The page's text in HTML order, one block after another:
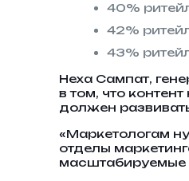
40%
42%
43%
Неха Сампат,
в том, что
должен
«Маркетологам
отделы
масштабируемые